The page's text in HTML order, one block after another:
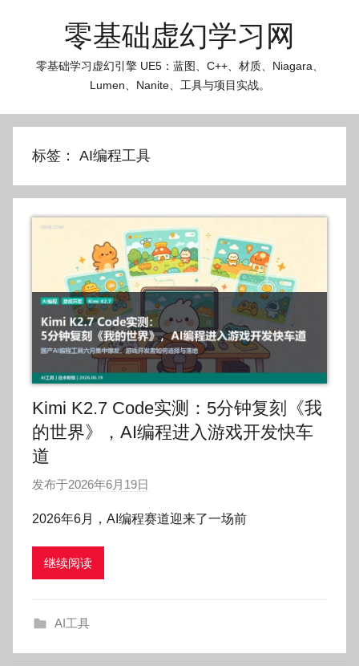
零基础虚幻学习网
零基础学习虚幻引擎 UE5：蓝图、C++、材质、Niagara、
Lumen、Nanite、工具与项目实战。
标签： AI编程工具
Kimi K2.7 Code实测：5分钟复刻《我
的世界》，AI编程进入游戏开发快车
道
发布于2026年6月19日
:
o
2026年6月，AI编程赛道迎来了一场前
继续阅读
AI工具